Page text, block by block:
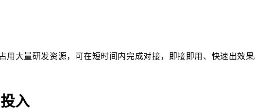
大量研发资源，可在短时间内完成对接，即接即用、快速出效
入